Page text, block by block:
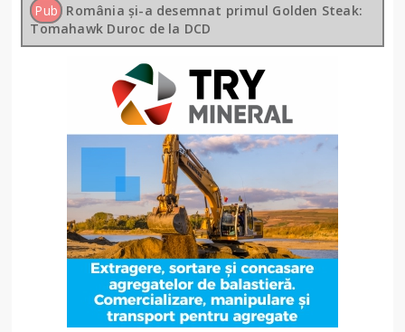
Pub România și-a desemnat primul Golden Steak:
Tomahawk Duroc de la DCD